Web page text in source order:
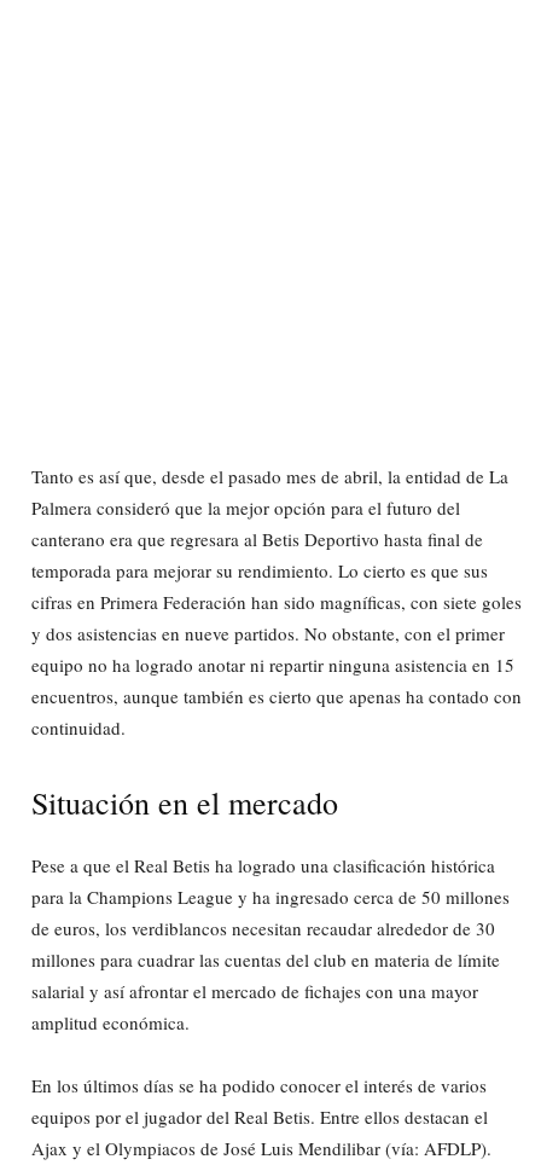
Tanto es así que, desde el pasado mes de abril, la entidad de La
Palmera consideró que la mejor opción para el futuro del
canterano era que regresara al Betis Deportivo hasta final de
temporada para mejorar su rendimiento. Lo cierto es que sus
cifras en Primera Federación han sido magníficas, con siete goles
y dos asistencias en nueve partidos. No obstante, con el primer
equipo no ha logrado anotar ni repartir ninguna asistencia en 15
encuentros, aunque también es cierto que apenas ha contado con
continuidad.
Situación en el mercado
Pese a que el Real Betis ha logrado una clasificación histórica
para la Champions League y ha ingresado cerca de 50 millones
de euros, los verdiblancos necesitan recaudar alrededor de 30
millones para cuadrar las cuentas del club en materia de límite
salarial y así afrontar el mercado de fichajes con una mayor
amplitud económica.
En los últimos días se ha podido conocer el interés de varios
equipos por el jugador del Real Betis. Entre ellos destacan el
Ajax y el Olympiacos de José Luis Mendilibar (vía: AFDLP).